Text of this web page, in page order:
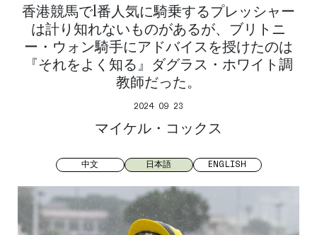
香港競馬で1番人気に騎乗するプレッシャー
は計り知れないものがあるが、ブリトニ
ー・ウォン騎手にアドバイスを授けたのは
『それをよく知る』ダグラス・ホワイト調
教師だった。
2024 09 23
マイケル・コックス
中文 日本語 ENGLISH